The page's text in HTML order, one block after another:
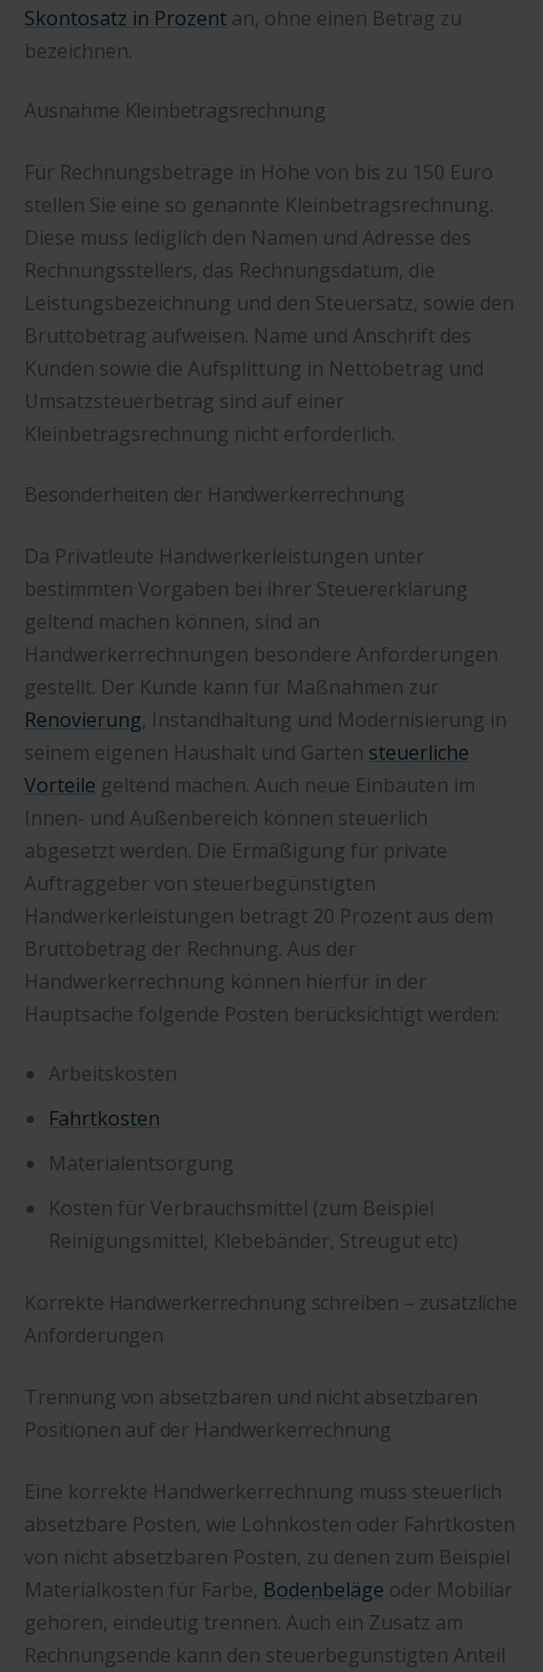
Skontosatz in Prozent an, ohne einen Betrag zu
bezeichnen.
Ausnahme Kleinbetragsrechnung
Für Rechnungsbeträge in Höhe von bis zu 150 Euro
stellen Sie eine so genannte Kleinbetragsrechnung.
Diese muss lediglich den Namen und Adresse des
Rechnungsstellers, das Rechnungsdatum, die
Leistungsbezeichnung und den Steuersatz, sowie den
Bruttobetrag aufweisen. Name und Anschrift des
Kunden sowie die Aufsplittung in Nettobetrag und
Umsatzsteuerbetrag sind auf einer
Kleinbetragsrechnung nicht erforderlich.
Besonderheiten der Handwerkerrechnung
Da Privatleute Handwerkerleistungen unter
bestimmten Vorgaben bei ihrer Steuererklärung
geltend machen können, sind an
Handwerkerrechnungen besondere Anforderungen
gestellt. Der Kunde kann für Maßnahmen zur
Renovierung, Instandhaltung und Modernisierung in
seinem eigenen Haushalt und Garten steuerliche
Vorteile geltend machen. Auch neue Einbauten im
Innen- und Außenbereich können steuerlich
abgesetzt werden. Die Ermäßigung für private
Auftraggeber von steuerbegünstigten
Handwerkerleistungen beträgt 20 Prozent aus dem
Bruttobetrag der Rechnung. Aus der
Handwerkerrechnung können hierfür in der
Hauptsache folgende Posten berücksichtigt werden:
Arbeitskosten
Fahrtkosten
Materialentsorgung
Kosten für Verbrauchsmittel (zum Beispiel
Reinigungsmittel, Klebebänder, Streugut etc)
Korrekte Handwerkerrechnung schreiben – zusätzliche
Anforderungen
Trennung von absetzbaren und nicht absetzbaren
Positionen auf der Handwerkerrechnung
Eine korrekte Handwerkerrechnung muss steuerlich
absetzbare Posten, wie Lohnkosten oder Fahrtkosten
von nicht absetzbaren Posten, zu denen zum Beispiel
Materialkosten für Farbe, Bodenbeläge oder Mobiliar
gehören, eindeutig trennen. Auch ein Zusatz am
Rechnungsende kann den steuerbegünstigten Anteil